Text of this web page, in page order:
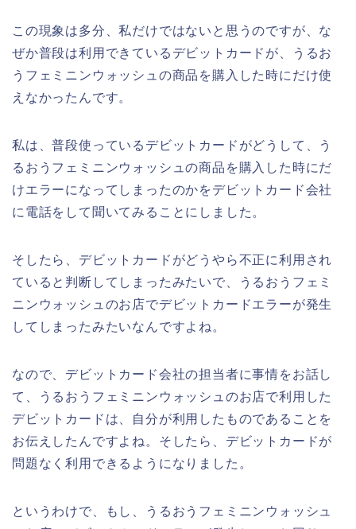
この現象は多分、私だけではないと思うのですが、な
ぜか普段は利用できているデビットカードが、うるお
うフェミニンウォッシュの商品を購入した時にだけ使
えなかったんです。
私は、普段使っているデビットカードがどうして、う
るおうフェミニンウォッシュの商品を購入した時にだ
けエラーになってしまったのかをデビットカード会社
に電話をして聞いてみることにしました。
そしたら、デビットカードがどうやら不正に利用され
ていると判断してしまったみたいで、うるおうフェミ
ニンウォッシュのお店でデビットカードエラーが発生
してしまったみたいなんですよね。
なので、デビットカード会社の担当者に事情をお話し
て、うるおうフェミニンウォッシュのお店で利用した
デビットカードは、自分が利用したものであることを
お伝えしたんですよね。そしたら、デビットカードが
問題なく利用できるようになりました。
というわけで、もし、うるおうフェミニンウォッシュ